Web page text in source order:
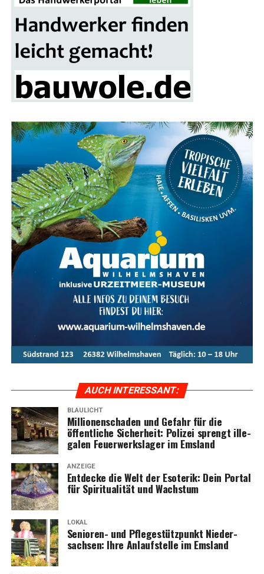
AUCH INTER­ES­SANT:
BLAULICHT
Mil­lio­nen­scha­den und Gefahr für die
öffent­li­che Sicher­heit: Poli­zei sprengt ille­
ga­len Feu­er­werks­la­ger im Emsland
ANZEIGE
Ent­de­cke die Welt der Eso­te­rik: Dein Por­tal
für Spi­ri­tua­li­tät und Wachstum
LOKAL
Senio­ren- und Pfle­ge­stütz­punkt Nie­der­
sach­sen: Ihre Anlauf­stel­le im Emsland